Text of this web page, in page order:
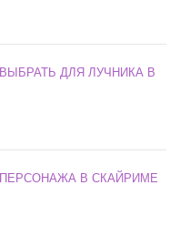
ДЛЯ ЛУЧНИКА В
В СКАЙРИМЕ